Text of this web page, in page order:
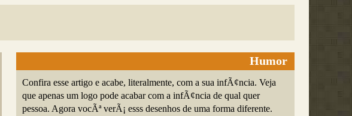
Humor
Confira esse artigo e acabe, literalmente, com a sua infÃ¢ncia. Veja
que apenas um logo pode acabar com a infÃ¢ncia de qual quer
pessoa. Agora vocÃª verÃ¡ esss desenhos de uma forma diferente.